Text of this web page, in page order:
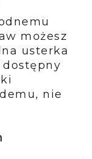
możesz
usterka
dostępny
nie